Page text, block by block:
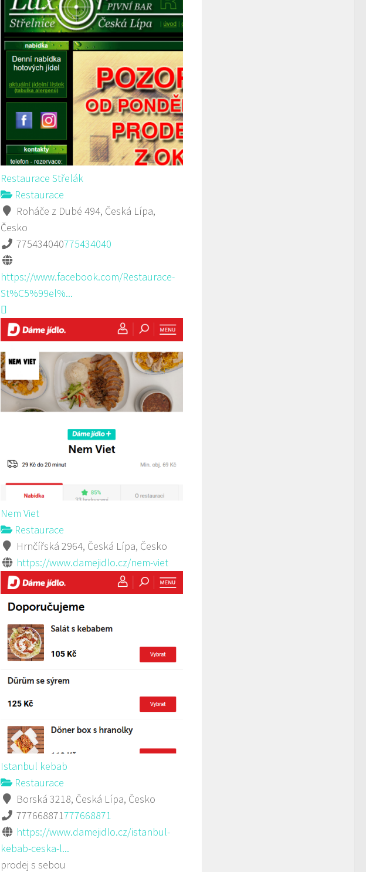
Restaurace Střelák
Restaurace
Roháče z Dubé 494, Česká Lípa,
Česko
775434040775434040
https://www.facebook.com/Restaurace-
St%C5%99el%...
Nem Viet
Restaurace
Hrnčířská 2964, Česká Lípa, Česko
https://www.damejidlo.cz/nem-viet
Istanbul kebab
Restaurace
Borská 3218, Česká Lípa, Česko
777668871777668871
https://www.damejidlo.cz/istanbul-
kebab-ceska-l...
prodej s sebou